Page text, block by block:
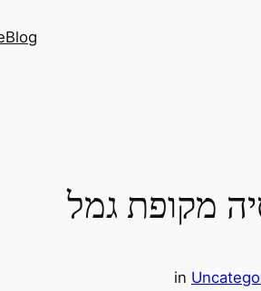
Blog
מקופת גמל
in